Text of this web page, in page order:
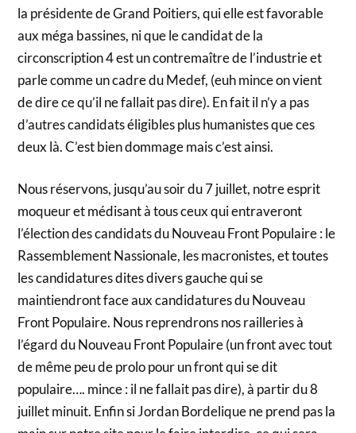
la présidente de Grand Poitiers, qui elle est favorable
aux méga bassines, ni que le candidat de la
circonscription 4 est un contremaître de l’industrie et
parle comme un cadre du Medef, (euh mince on vient
de dire ce qu’il ne fallait pas dire). En fait il n’y a pas
d’autres candidats éligibles plus humanistes que ces
deux là. C’est bien dommage mais c’est ainsi.
Nous réservons, jusqu’au soir du 7 juillet, notre esprit
moqueur et médisant à tous ceux qui entraveront
l’élection des candidats du Nouveau Front Populaire : le
Rassemblement Nassionale, les macronistes, et toutes
les candidatures dites divers gauche qui se
maintiendront face aux candidatures du Nouveau
Front Populaire. Nous reprendrons nos railleries à
l’égard du Nouveau Front Populaire (un front avec tout
de même peu de prolo pour un front qui se dit
populaire…. mince : il ne fallait pas dire), à partir du 8
juillet minuit. Enfin si Jordan Bordelique ne prend pas la